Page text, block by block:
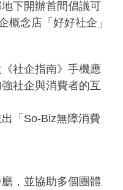
下開辦首間倡議可
概念店「好好社企」
社企指南》手機應
社企與消費者的互
「So-Biz無障消費
，並協助多個團體